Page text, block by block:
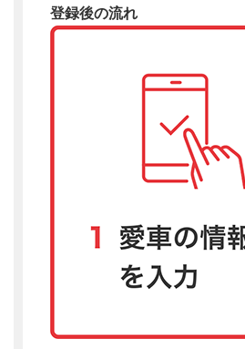
登録後の流れ